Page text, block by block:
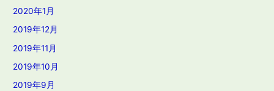
2020年1月
2019年12月
2019年11月
2019年10月
2019年9月